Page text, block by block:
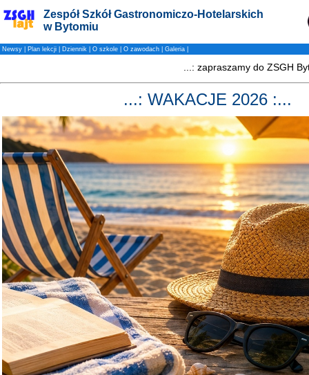
Zespół Szkół Gastronomiczo-Hotelarskich
w Bytomiu
Newsy Plan lekcji Dziennik O szkole O zawodach Galeria
...: WAKACJE 2026 :...